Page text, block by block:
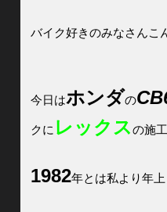
バイク好きのみなさんこ
今日はホンダの
クに レックスの施
1982年とは私より年上